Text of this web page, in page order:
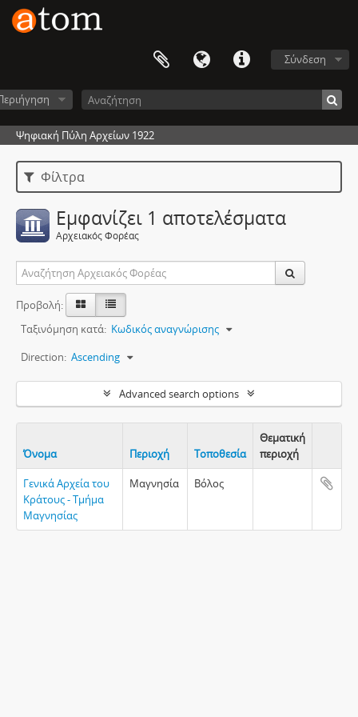
Σύνδεση
Ψηφιακή Πύλη Αρχείων 1922
Φίλτρα
Εμφανίζει 1 αποτελέσματα
Αρχειακός Φορέας
Προβολή:
Ταξινόμηση κατά: Κωδικός αναγνώρισης
Direction: Ascending
Advanced search options
Όνομα Περιοχή Τοποθεσία
Θεματική
περιοχή
Γενικά Αρχεία του
Κράτους - Τμήμα
Μαγνησίας
Μαγνησία Βόλος